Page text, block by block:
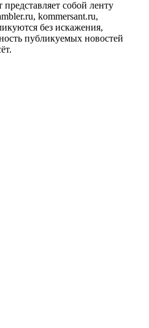
собой ленту
kommersant.ru,
без искажения,
публикуемых новостей